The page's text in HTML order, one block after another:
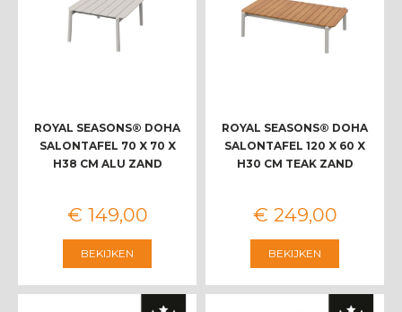
ROYAL SEASONS® DOHA
SALONTAFEL 70 X 70 X
H38 CM ALU ZAND
€ 149,00
BEKIJKEN
ROYAL SEASONS® DOHA
SALONTAFEL 120 X 60 X
H30 CM TEAK ZAND
€ 249,00
BEKIJKEN